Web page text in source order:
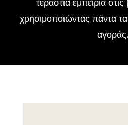
χρησιμοποιώντας πάντα
αγοράς.